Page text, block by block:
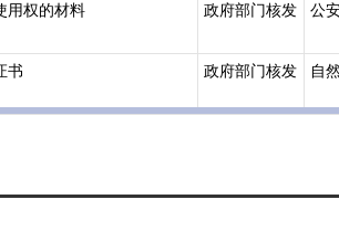
关部门规定。
权利人的姓名、名称、身份证明类型或者身份
不动产权利期限、来源等状况发生变化的；（
用目的、方法等发生变化的；（八）共有性
用权的材料 政府部门核发 公
书 政府部门核发 自